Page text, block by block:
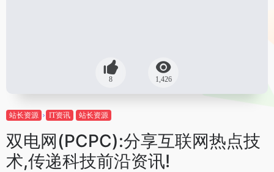
8 1,426
站长资源 IT资讯 站长资源
双电网(PCPC):分享互联网热点技
术,传递科技前沿资讯!